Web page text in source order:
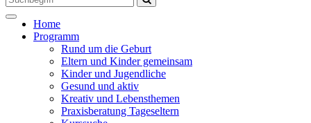
Toggle
navigation
Home
Programm
Rund um die Geburt
Eltern und Kinder gemeinsam
Kinder und Jugendliche
Gesund und aktiv
Kreativ und Lebensthemen
Praxisberatung Tageseltern